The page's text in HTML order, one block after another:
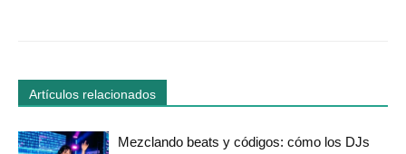
Artículos relacionados
Mezclando beats y códigos: cómo los DJs